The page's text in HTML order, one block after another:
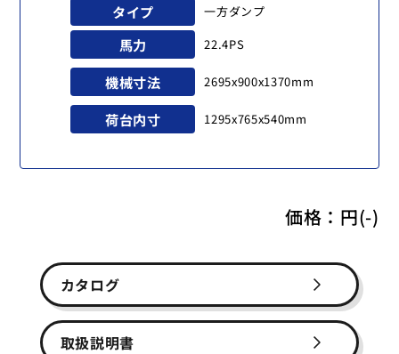
タイプ 一方ダンプ
馬力 22.4PS
機械寸法 2695x900x1370mm
荷台内寸 1295x765x540mm
価格： 円(-)
カタログ
取扱説明書